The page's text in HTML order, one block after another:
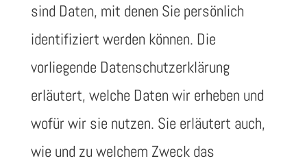
sind Daten, mit denen Sie persönlich
identifiziert werden können. Die
vorliegende Datenschutzerklärung
erläutert, welche Daten wir erheben und
wofür wir sie nutzen. Sie erläutert auch,
wie und zu welchem Zweck das